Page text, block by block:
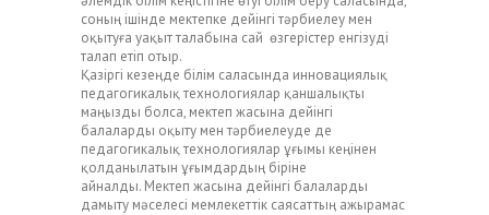
соның ішінде мектепке дейінгі тәрбиелеу мен
оқытуға уақыт талабына сай өзгерістер енгізуді
талап етіп отыр.
Қазіргі кезеңде білім саласында инновациялық
педагогикалық технологиялар қаншалықты
маңызды болса, мектеп жасына дейінгі
балаларды оқыту мен тәрбиелеуде де
педагогикалық технологиялар ұғымы кеңінен
қолданылатын ұғымдардың біріне
айналды. Мектеп жасына дейінгі балаларды
дамыту мәселесі мемлекеттік саясаттың ажырамас